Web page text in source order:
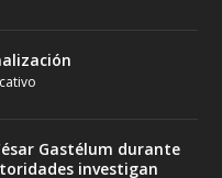
Gastélum durante
investigan